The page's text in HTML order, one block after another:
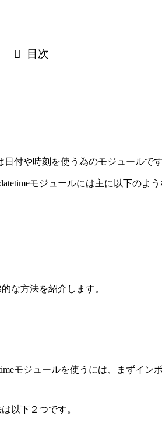
目次
付や時刻を使う為のモジュールです
モジュールには主に以下のよう
な方法を紹介します。
モジュールを使うには、まずイン
以下２つです。